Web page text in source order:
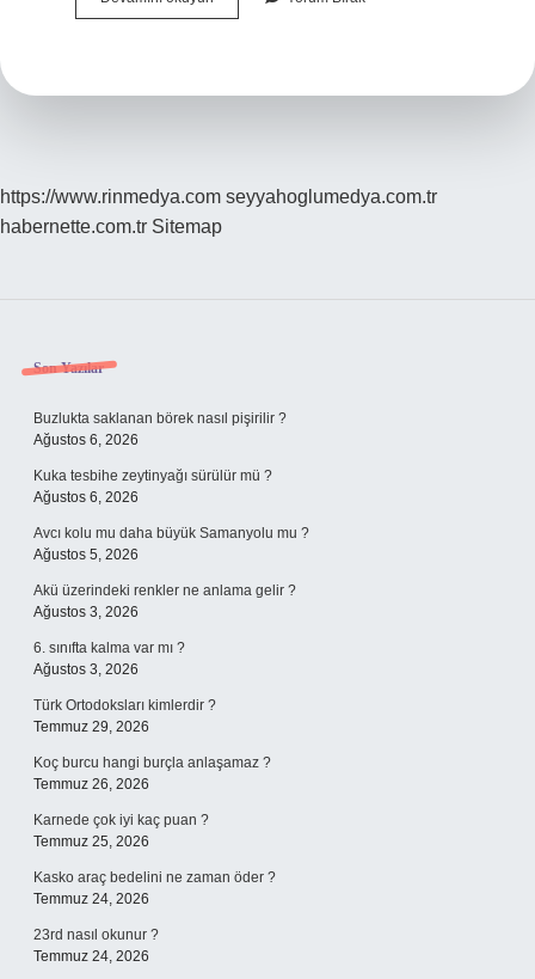
Han
https://www.rinmedya.com seyyahoglumedya.com.tr
habernette.com.tr Sitemap
Sidebar
Son Yazılar
Buzlukta saklanan börek nasıl pişirilir ?
Ağustos 6, 2026
Kuka tesbihe zeytinyağı sürülür mü ?
Ağustos 6, 2026
Avcı kolu mu daha büyük Samanyolu mu ?
Ağustos 5, 2026
Akü üzerindeki renkler ne anlama gelir ?
Ağustos 3, 2026
6. sınıfta kalma var mı ?
Ağustos 3, 2026
Türk Ortodoksları kimlerdir ?
Temmuz 29, 2026
Koç burcu hangi burçla anlaşamaz ?
Temmuz 26, 2026
Karnede çok iyi kaç puan ?
Temmuz 25, 2026
Kasko araç bedelini ne zaman öder ?
Temmuz 24, 2026
23rd nasıl okunur ?
Temmuz 24, 2026